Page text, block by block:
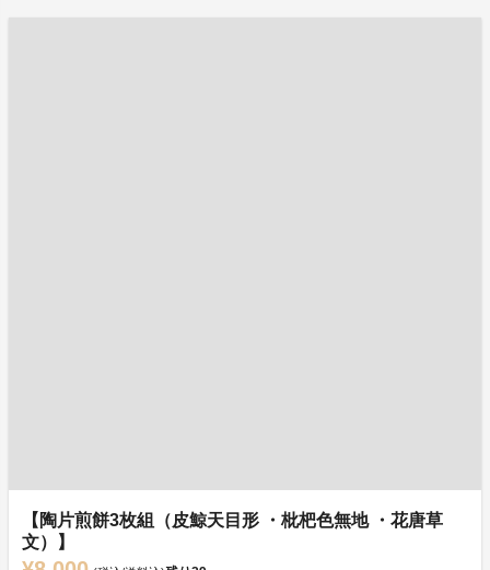
【陶片煎餅3枚組（皮鯨天目形 ・枇杷色無地 ・花唐草
文）】